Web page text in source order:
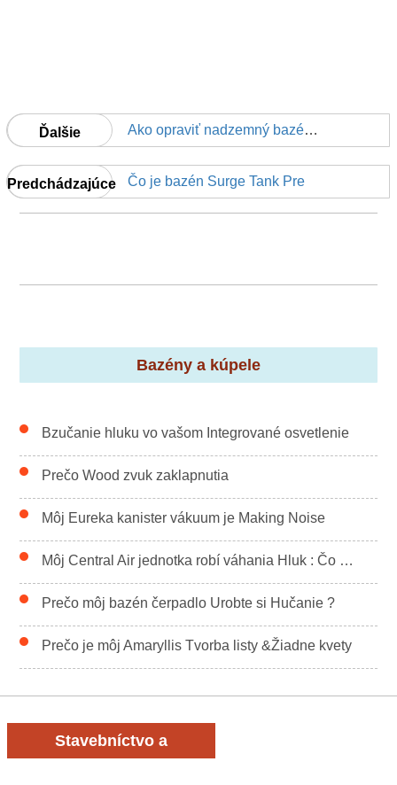
Ďalšie Ako opraviť nadzemný bazén vzperu kvôli nadmernej snehu
Predchádzajúce Čo je bazén Surge Tank Pre
Bazény a kúpele
Bzučanie hluku vo vašom Integrované osvetlenie
Prečo Wood zvuk zaklapnutia
Môj Eureka kanister vákuum je Making Noise
Môj Central Air jednotka robí váhania Hluk : Čo je to
Prečo môj bazén čerpadlo Urobte si Hučanie ?
Prečo je môj Amaryllis Tvorba listy &Žiadne kvety
Stavebníctvo a